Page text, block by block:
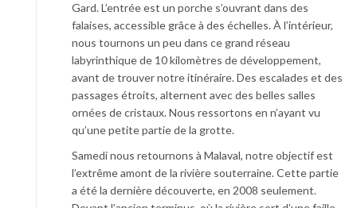
Gard. L’entrée est un porche s’ouvrant dans des
falaises, accessible grâce à des échelles. À l’intérieur,
nous tournons un peu dans ce grand réseau
labyrinthique de 10 kilomètres de développement,
avant de trouver notre itinéraire. Des escalades et des
passages étroits, alternent avec des belles salles
ornées de cristaux. Nous ressortons en n’ayant vu
qu’une petite partie de la grotte.
Samedi nous retournons à Malaval, notre objectif est
l’extrême amont de la rivière souterraine. Cette partie
a été la dernière découverte, en 2008 seulement.